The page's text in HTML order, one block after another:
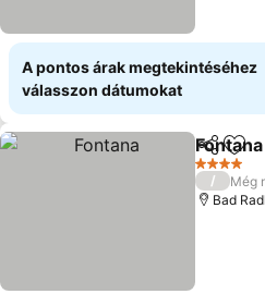
A pontos árak megtekintéséhez
válasszon dátumokat
Fontana
4 Kategória
/
Még
Bad